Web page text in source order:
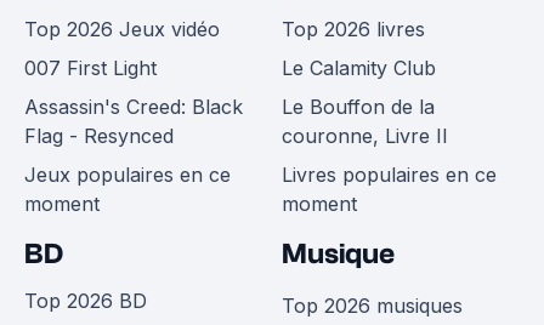
Top 2026 Jeux vidéo
007 First Light
Assassin's Creed: Black
Flag - Resynced
Jeux populaires en ce
moment
Top 2026 livres
Le Calamity Club
Le Bouffon de la
couronne, Livre II
Livres populaires en ce
moment
BD
Top 2026 BD
Musique
Top 2026 musiques